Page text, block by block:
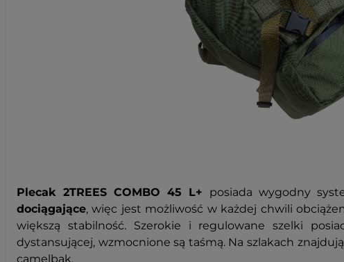
Plecak 2TREES COMBO 45 L+ posiada wygodny
dociągające, więc jest możliwość w każdej chwili
większą stabilność. Szerokie i regulowane szelki
dystansującej, wzmocnione są taśmą. Na szlakach
camelbak.